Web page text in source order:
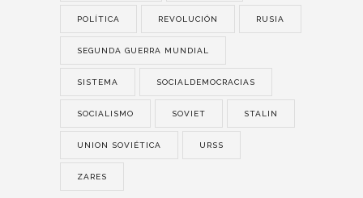
POLÍTICA REVOLUCIÓN RUSIA
SEGUNDA GUERRA MUNDIAL
SISTEMA SOCIALDEMOCRACIAS
SOCIALISMO SOVIET STALIN
UNION SOVIÉTICA URSS
ZARES